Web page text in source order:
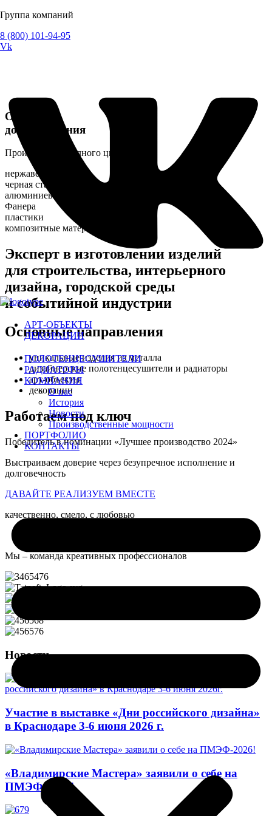
Группа компаний
8 (800) 101-94-95
Vk
АРТ-ОБЪЕКТЫ
ДЕКОРАЦИИ
ПОЛОТЕНЦЕСУШИТЕЛИ
РАДИАТОРЫ
КОМПАНИЯ
О нас
История
Новости
Производственные мощности
ПОРТФОЛИО
КОНТАКТЫ
От идеи
до воплощения
Производство полного цикла
нержавеющая сталь
черная сталь
алюминиевые сплавы
Фанера
пластики
композитные материалы
Эксперт в изготовлении изделий
для строительства, интерьерного
дизайна, городской среды
и событийной индустрии
Основные направления
уникальные изделия из металла
дизайнерские полотенцесушители и радиаторы
арт-объекты
декорации
Работаем под ключ
Победитель в номинации «Лучшее производство 2024»
Выстраиваем доверие через безупречное исполнение и
долговечность
ДАВАЙТЕ РЕАЛИЗУЕМ ВМЕСТЕ
качественно, смело, с любовью
Мы – команда креативных профессионалов
Новости
Участие в выставке «Дни российского дизайна»
в Краснодаре 3-6 июня 2026 г.
«Владимирские Мастера» заявили о себе на
ПМЭФ-2026!